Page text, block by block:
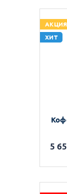
АКЦИЯ
ХИТ
5